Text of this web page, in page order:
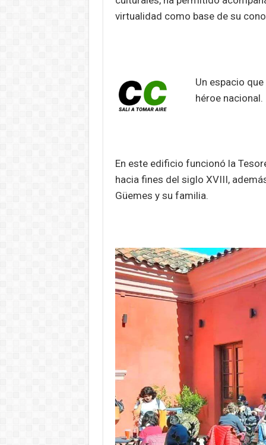
virtualidad como base de su
Un espacio
héroe nacional.
En este edificio funcionó la
hacia fines del siglo XVIII,
Güemes y su familia.